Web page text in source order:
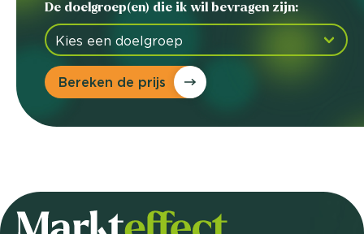
De doelgroep(en) die ik wil bevragen zijn:
Bereken de prijs